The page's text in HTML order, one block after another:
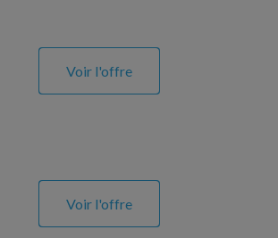
Voir l'offre
Voir l'offre